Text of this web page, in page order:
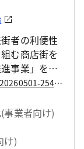
者の利便性
む商店街を
事業」を実
プリの開
する経費へ
入した場
ためのサポ
をより一層
https://www.my.metro.tokyo.lg.jp/w/029-20260501-254475074
事業者向け)
け)